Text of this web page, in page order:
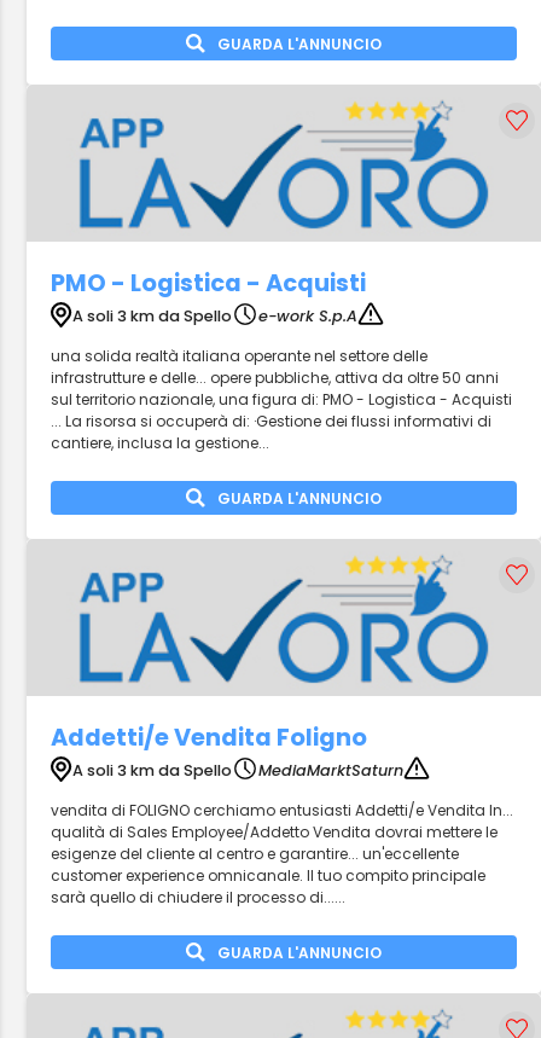
GUARDA L'ANNUNCIO
PMO - Logistica - Acquisti
A soli 3 km da Spello
e-work S.p.A
una solida realtà italiana operante nel settore delle
infrastrutture e delle... opere pubbliche, attiva da oltre 50 anni
sul territorio nazionale, una figura di: PMO - Logistica - Acquisti
... La risorsa si occuperà di: ·Gestione dei flussi informativi di
cantiere, inclusa la gestione...
GUARDA L'ANNUNCIO
Addetti/e Vendita Foligno
A soli 3 km da Spello
MediaMarktSaturn
vendita di FOLIGNO cerchiamo entusiasti Addetti/e Vendita In...
qualità di Sales Employee/Addetto Vendita dovrai mettere le
esigenze del cliente al centro e garantire... un'eccellente
customer experience omnicanale. Il tuo compito principale
sarà quello di chiudere il processo di......
GUARDA L'ANNUNCIO